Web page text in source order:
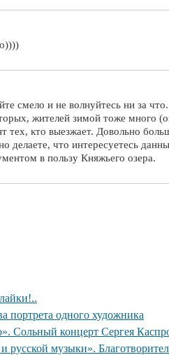
смело и не волнуйтесь ни за
жителей зимой тоже много
кто выезжает. Довольно
делаете, что интересуетесь
в пользу Княжьего озера.
портрета одного художника
Сольный концерт Сергея
русской музыки».